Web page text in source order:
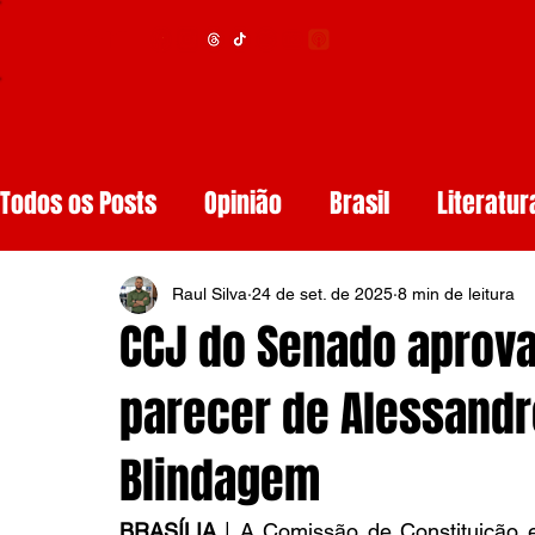
Todos os Posts Opinião Brasil
Educação Segurança Obituários
Resenhas de Livros Inteligência
Diários de Leitura Reviews
CCJ do Senado
parecer de
Blindagem
Raul Silva 24 de set. de 2025 8 min de leitura